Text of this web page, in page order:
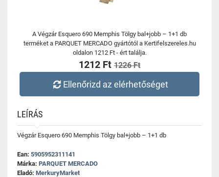
A Végzár Esquero 690 Memphis Tölgy bal+jobb – 1+1 db
terméket a PARQUET MERCADO gyártótól a Kertifelszereles.hu
oldalon 1212 Ft - ért találja.
1212 Ft 1226 Ft
Ellenőrizd az elérhetőséget
LEÍRÁS
Végzár Esquero 690 Memphis Tölgy bal+jobb – 1+1 db
Ean: 5905952311141
Márka: PARQUET MERCADO
Eladó: MerkuryMarket